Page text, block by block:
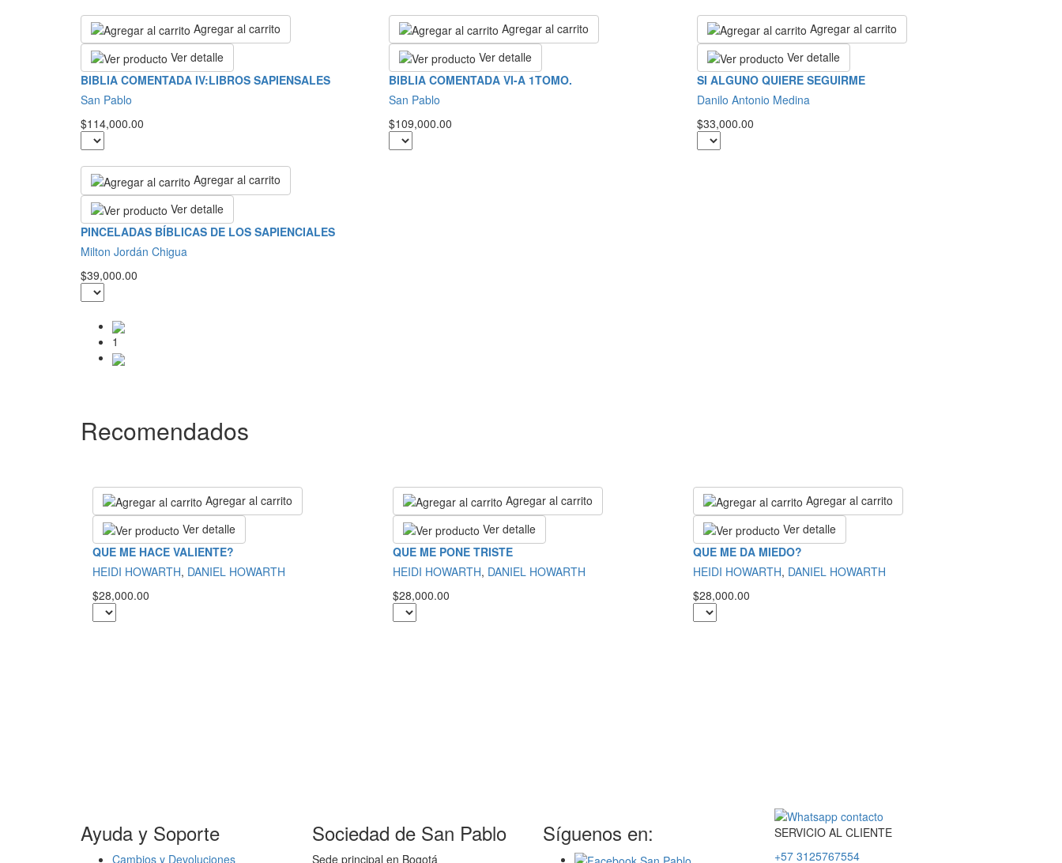
Agregar al carrito
Ver detalle
BIBLIA COMENTADA IV:LIBROS SAPIENSALES
San Pablo
$114,000.00
Agregar al carrito
Ver detalle
BIBLIA COMENTADA VI-A 1TOMO.
San Pablo
$109,000.00
Agregar al carrito
Ver detalle
SI ALGUNO QUIERE SEGUIRME
Danilo Antonio Medina
$33,000.00
Agregar al carrito
Ver detalle
PINCELADAS BÍBLICAS DE LOS SAPIENCIALES
Milton Jordán Chigua
$39,000.00
1
Recomendados
Agregar al carrito
Ver detalle
QUE ME HACE VALIENTE?
HEIDI HOWARTH, DANIEL HOWARTH
$28,000.00
Agregar al carrito
Ver detalle
QUE ME PONE TRISTE
HEIDI HOWARTH, DANIEL HOWARTH
$28,000.00
Agregar al carrito
Ver detalle
QUE ME DA MIEDO?
HEIDI HOWARTH, DANIEL HOWARTH
$28,000.00
Ayuda y Soporte
Cambios y Devoluciones
Sociedad de San Pablo
Sede principal en Bogotá
Síguenos en: SERVICIOAL CLIENTE
+57 3125767554